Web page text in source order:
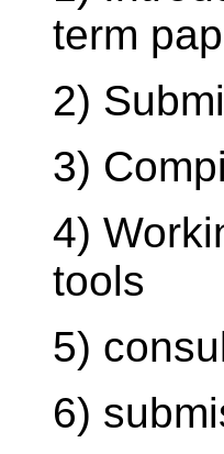
term
2)
3)
4)
tools
5)
6)